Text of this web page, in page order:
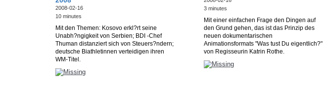
2008-02-16
10 minutes
Mit den Themen: Kosovo erkl?rt seine
Unabh?ngigkeit von Serbien; BDI -Chef
Thuman distanziert sich von Steuers?ndern;
deutsche Biathletinnen verteidigen ihren
WM-Titel.
3 minutes
Mit einer einfachen Frage den Dingen auf
den Grund gehen, das ist das Prinzip des
neuen dokumentarischen
Animationsformats "Was tust Du eigentlich?"
von Regisseurin Katrin Rothe.